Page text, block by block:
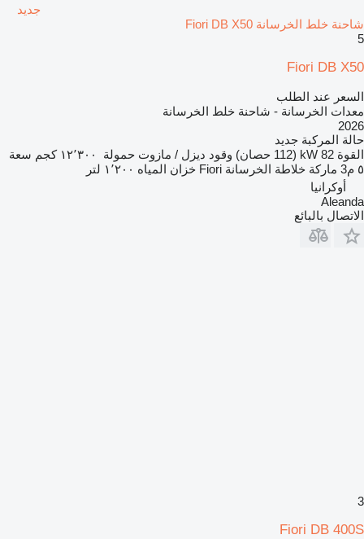
جديد
شاحنة خلط الخرسانة Fiori DB X50
5
Fiori DB X50
السعر عند الطلب
معدات الخرسانة - شاحنة خلط الخرسانة
2026
حالة المركبة جديد
القوة 82 kW (112 حصان) وقود ديزل / مازوت حمولة ١٢٬٣٠٠ كجم
سعة
٥ م3
ماركة خلاطة الخرسانة Fiori خزان المياه ١٬٢٠٠ لتر
أوكرانيا
Aleanda
الاتصال بالبائع
3
Fiori DB 400S